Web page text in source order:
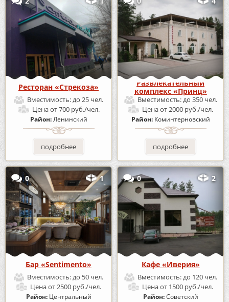
Ресторан «Стрекоза»
Вместимость:до 25 чел.
Ценаот 700 руб./чел.
Район:Ленинский
подробнее
Развлекательный
комплекс «Принц»
Вместимость:до 350 чел.
Ценаот 2000 руб./чел.
Район: Коминтерновский
подробнее
0 1
Бар «Sentimento»
Вместимость:до 50 чел.
Ценаот 2500 руб./чел.
Район: Центральный
0 2
Кафе «Иверия»
Вместимость:до 120 чел.
Ценаот 1500 руб./чел.
Район:Советский